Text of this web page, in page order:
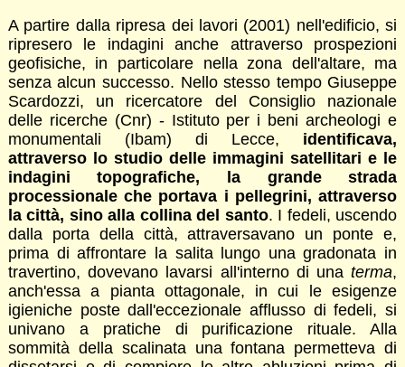
A partire dalla ripresa dei lavori (2001) nell'edificio, si
ripresero le indagini anche attraverso prospezioni
geofisiche, in particolare nella zona dell'altare, ma
senza alcun successo. Nello stesso tempo Giuseppe
Scardozzi, un ricercatore del Consiglio nazionale
delle ricerche (Cnr) - Istituto per i beni archeologi e
monumentali (Ibam) di Lecce, identificava,
attraverso lo studio delle immagini satellitari e le
indagini topografiche, la grande strada
processionale che portava i pellegrini, attraverso
la città, sino alla collina del santo. I fedeli, uscendo
dalla porta della città, attraversavano un ponte e,
prima di affrontare la salita lungo una gradonata in
travertino, dovevano lavarsi all'interno di unaterma,
anch'essa a pianta ottagonale, in cui le esigenze
igieniche poste dall'eccezionale afflusso di fedeli, si
univano a pratiche di purificazione rituale. Alla
sommità della scalinata una fontana permetteva di